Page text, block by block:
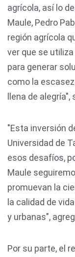
agrícola, así lo
Maule, Pedro
región agrícola
ver que se
para generar
como la
llena de alegría",
"Esta inversión
Universidad de
esos desafíos,
Maule
promuevan la
la calidad de
y urbanas",
Por su parte, el